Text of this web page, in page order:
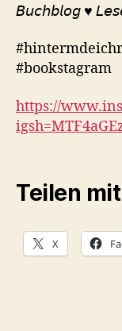
𝘉𝘶𝘤𝘩𝘣𝘭𝘰𝘨 ♥︎
#bookstagram
https://
Teilen
X